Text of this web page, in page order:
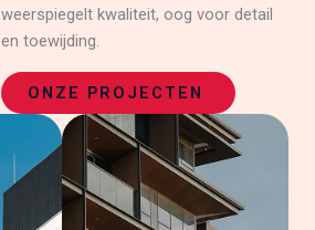
weerspiegelt kwaliteit, oog voor detail
en toewijding.
ONZE PROJECTEN